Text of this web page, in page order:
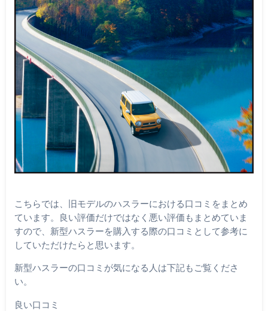
こちらでは、旧モデルのハスラーにおける口コミをまとめ
ています。良い評価だけではなく悪い評価もまとめていま
すので、新型ハスラーを購入する際の口コミとして参考に
していただけたらと思います。
新型ハスラーの口コミが気になる人は下記もご覧くださ
い。
良い口コミ